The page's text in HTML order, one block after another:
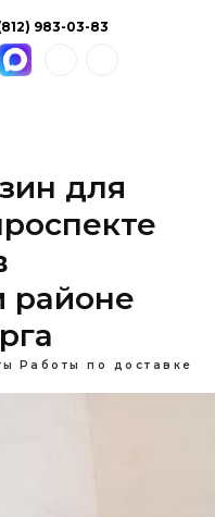
983-03-83
для
районе
Работы по доставке